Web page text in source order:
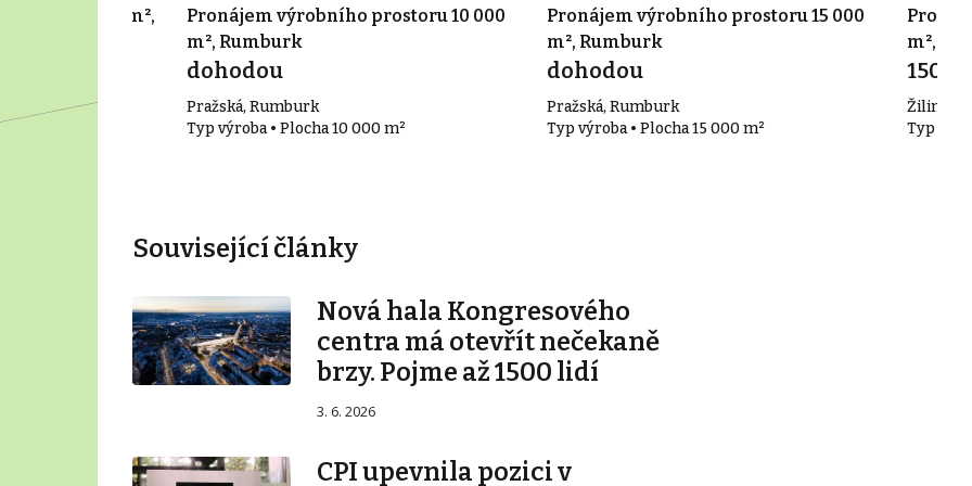
prostoru 260 m²,
Pronájem výrobního prostoru 10 000
m², Rumburk
dohodou
Pražská, Rumburk
Typ výroba • Plocha 10 000 m²
Pronájem výrobního prostoru 15 000
m², Rumburk
dohodou
Pražská, Rumburk
Typ výroba • Plocha 15 000 m²
m²,
150
Žilinská
Typ
Související články
Nová hala Kongresového
centra má otevřít nečekaně
brzy. Pojme až 1500 lidí
3. 6. 2026
CPI upevnila pozici v